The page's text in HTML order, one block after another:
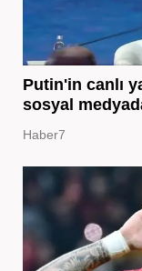
Putin'in canlı
sosyal
Haber7